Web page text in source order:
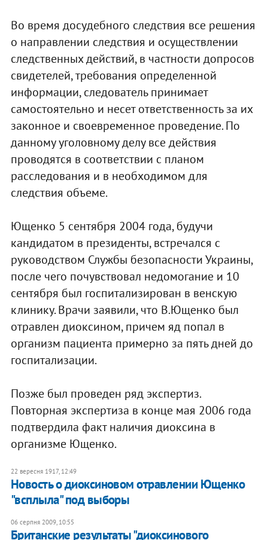
Во время досудебного следствия все решения
о направлении следствия и осуществлении
следственных действий, в частности допросов
свидетелей, требования определенной
информации, следователь принимает
самостоятельно и несет ответственность за их
законное и своевременное проведение. По
данному уголовному делу все действия
проводятся в соответствии с планом
расследования и в необходимом для
следствия объеме.
Ющенко 5 сентября 2004 года, будучи
кандидатом в президенты, встречался с
руководством Службы безопасности Украины,
после чего почувствовал недомогание и 10
сентября был госпитализирован в венскую
клинику. Врачи заявили, что В.Ющенко был
отравлен диоксином, причем яд попал в
организм пациента примерно за пять дней до
госпитализации.
Позже был проведен ряд экспертиз.
Повторная экспертиза в конце мая 2006 года
подтвердила факт наличия диоксина в
организме Ющенко.
22 вересня 1917, 12:49
Новость о диоксиновом отравлении Ющенко
"всплыла" под выборы
06 серпня 2009, 10:55
Британские результаты "диоксинового